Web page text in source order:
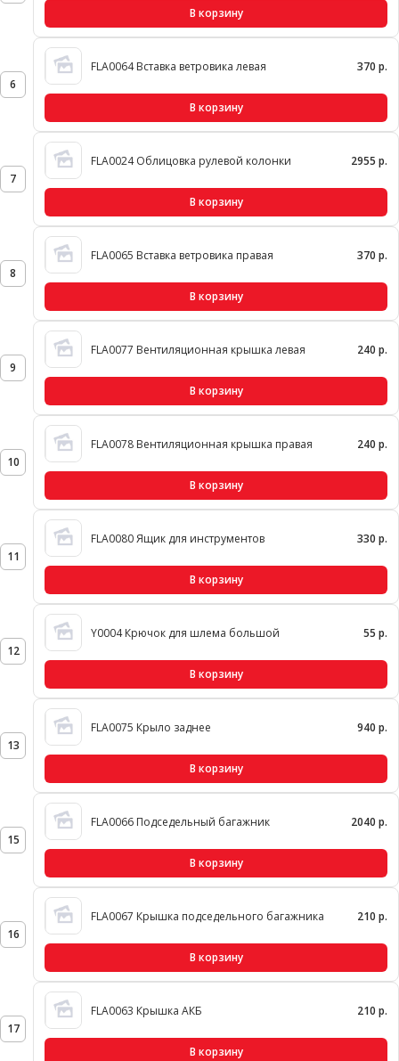
В корзину
6
FLA0064 Вставка ветровика левая 370 р.
В корзину
7
FLA0024 Облицовка рулевой колонки 2955 р.
В корзину
8
FLA0065 Вставка ветровика правая 370 р.
В корзину
9
FLA0077 Вентиляционная крышка левая 240 р.
В корзину
10
FLA0078 Вентиляционная крышка правая 240 р.
В корзину
11
FLA0080 Ящик для инструментов 330 р.
В корзину
12
Y0004 Крючок для шлема большой 55 р.
В корзину
13
FLA0075 Крыло заднее 940 р.
В корзину
15
FLA0066 Подседельный багажник 2040 р.
В корзину
16
FLA0067 Крышка подседельного багажника 210 р.
В корзину
17
FLA0063 Крышка АКБ 210 р.
В корзину